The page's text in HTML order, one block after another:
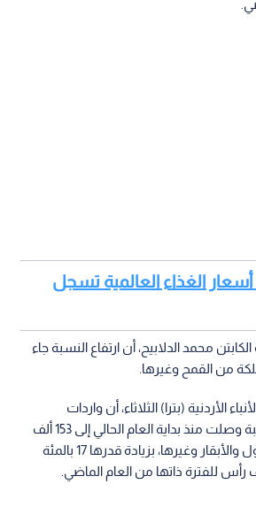
أسعار الغذاء العالمية تسجل
محمد الدلابيح، أن ارتفاع النسبة جاء
من القمح وغيرها.
الأردنية (بترا) الثلاثاء، أن واردات
المواشي إلى ميناء العقبة وصلت منذ بداية العام الحالي إلى 153 ألف
رأس من الأغنام والعجول والأبقار وغيرها، بزيادة قدرها 17 بالمئة